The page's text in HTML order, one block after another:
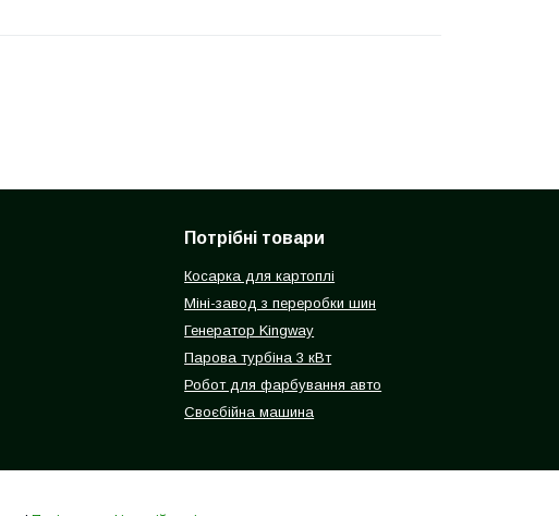
Потрібні товари
Косарка для картоплі
Міні-завод з переробки шин
Генератор Kingway
Парова турбіна 3 кВт
Робот для фарбування авто
Своєбійна машина